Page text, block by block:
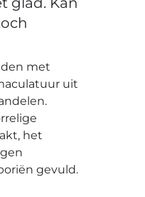
met
uit
het
gevuld.